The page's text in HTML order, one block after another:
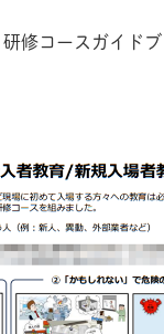
修コースガイド